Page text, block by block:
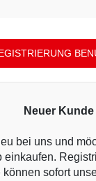
Neuer Kunde
bei uns und
einkaufen.
können sofort